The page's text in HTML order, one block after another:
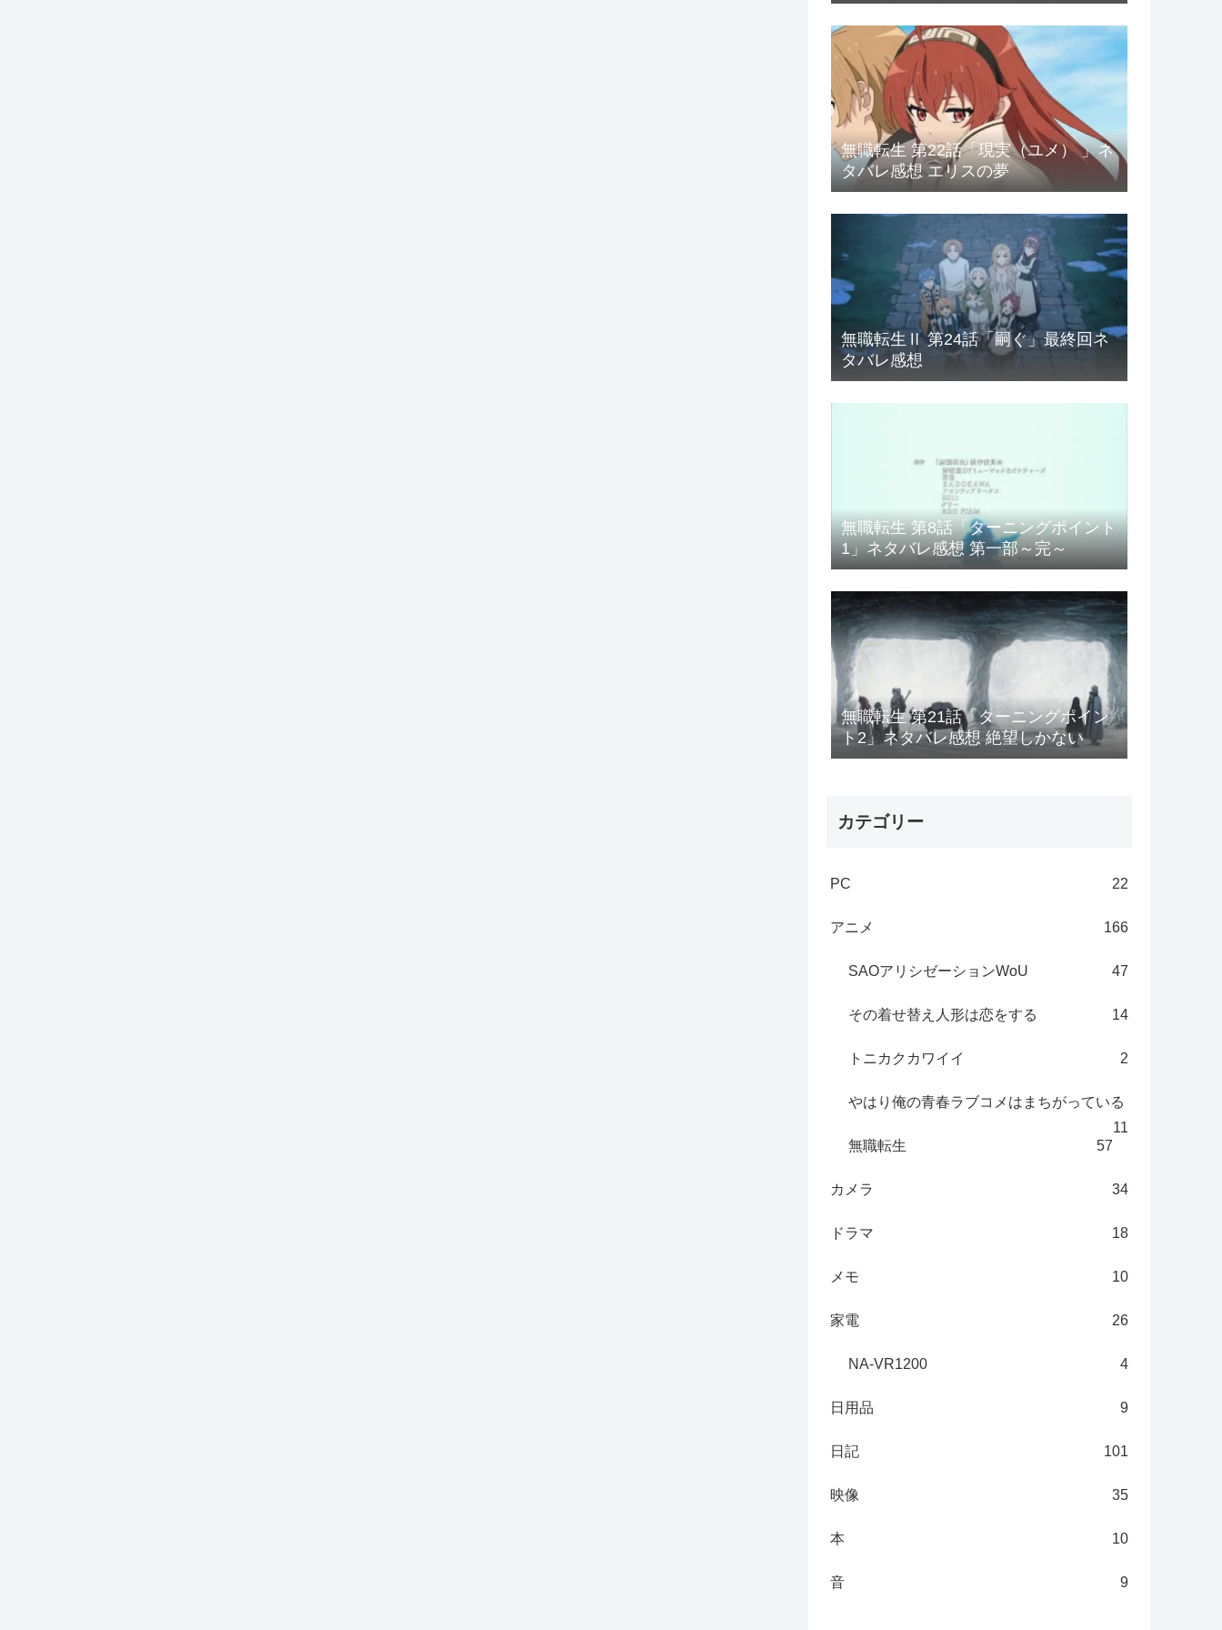
無職転生 第22話「現実（ユメ） 」ネ
タバレ感想 エリスの夢
無職転生Ⅱ 第24話「嗣ぐ」最終回ネ
タバレ感想
無職転生 第8話「ターニングポイント
1」ネタバレ感想 第一部～完～
無職転生 第21話「ターニングポイン
ト2」ネタバレ感想 絶望しかない
カテゴリー
PC 22
アニメ 166
SAOアリシゼーションWoU 47
その着せ替え人形は恋をする 14
トニカクカワイイ 2
やはり俺の青春ラブコメはまちがっている
11
無職転生
57
カメラ 34
ドラマ 18
メモ 10
家電 26
NA-VR1200 4
日用品 9
日記 101
映像 35
本 10
音 9